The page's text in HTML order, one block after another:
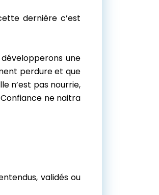
dernière c’est
une
perdure et que
n’est pas nourrie,
ne naitra
validés ou